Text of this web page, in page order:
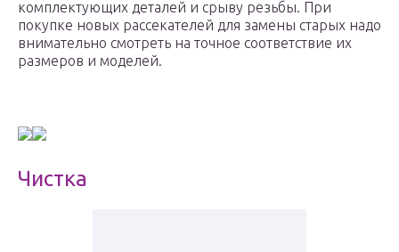
комплектующих деталей и срыву резьбы. При
покупке новых рассекателей для замены старых надо
внимательно смотреть на точное соответствие их
размеров и моделей.
Чистка